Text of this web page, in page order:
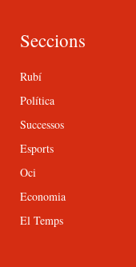
Seccions
Rubí
Política
Successos
Esports
Oci
Economia
El Temps